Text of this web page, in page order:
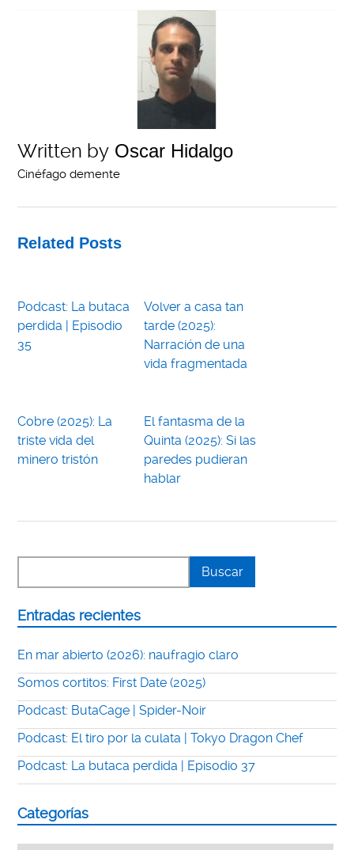
Written by Oscar Hidalgo
Cinéfago demente
Related Posts
Podcast: La butaca
perdida | Episodio
35
Volver a casa tan
tarde (2025):
Narración de una
vida fragmentada
Cobre (2025): La
triste vida del
minero tristón
El fantasma de la
Quinta (2025): Si las
paredes pudieran
hablar
Entradas recientes
En mar abierto (2026): naufragio claro
Somos cortitos: First Date (2025)
Podcast: ButaCage | Spider-Noir
Podcast: El tiro por la culata | Tokyo Dragon Chef
Podcast: La butaca perdida | Episodio 37
Categorías